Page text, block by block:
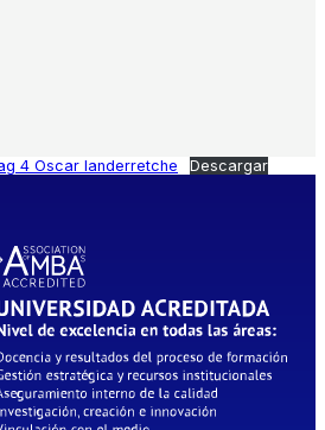
4 Oscar landerretche Descargar